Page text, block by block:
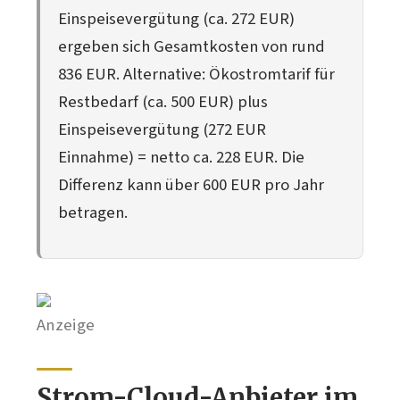
Einspeisevergütung (ca. 272 EUR)
ergeben sich Gesamtkosten von rund
836 EUR. Alternative: Ökostromtarif für
Restbedarf (ca. 500 EUR) plus
Einspeisevergütung (272 EUR
Einnahme) = netto ca. 228 EUR. Die
Differenz kann über 600 EUR pro Jahr
betragen.
Anzeige